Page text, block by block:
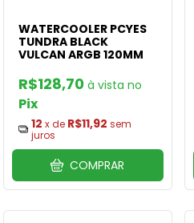
WATERCOOLER PCYES
TUNDRA BLACK
VULCAN ARGB 120MM
R$128,70
Pix
12 x de R$11,92 sem
juros
COMPRAR